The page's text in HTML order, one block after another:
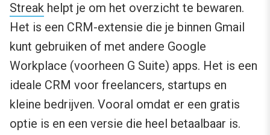
Streak helpt je om het overzicht te bewaren.
Het is een CRM-extensie die je binnen Gmail
kunt gebruiken of met andere Google
Workplace (voorheen G Suite) apps. Het is een
ideale CRM voor freelancers, startups en
kleine bedrijven. Vooral omdat er een gratis
optie is en een versie die heel betaalbaar is.